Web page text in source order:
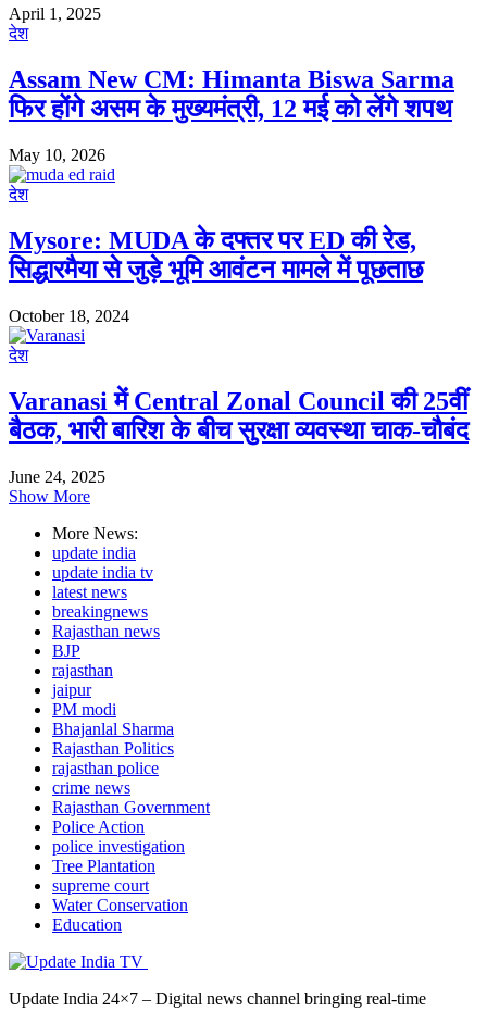
April 1, 2025
देश
Assam New CM: Himanta Biswa Sarma
फिर होंगे असम के मुख्यमंत्री, 12 मई को लेंगे शपथ
May 10, 2026
देश
Mysore: MUDA के दफ्तर पर ED की रेड,
सिद्धारमैया से जुड़े भूमि आवंटन मामले में पूछताछ
October 18, 2024
देश
Varanasi में Central Zonal Council की 25वीं
बैठक, भारी बारिश के बीच सुरक्षा व्यवस्था चाक-चौबंद
June 24, 2025
Show More
More News:
update india
update india tv
latest news
breakingnews
Rajasthan news
BJP
rajasthan
jaipur
PM modi
Bhajanlal Sharma
Rajasthan Politics
rajasthan police
crime news
Rajasthan Government
Police Action
police investigation
Tree Plantation
supreme court
Water Conservation
Education
Update India 24×7 – Digital news channel bringing real-time